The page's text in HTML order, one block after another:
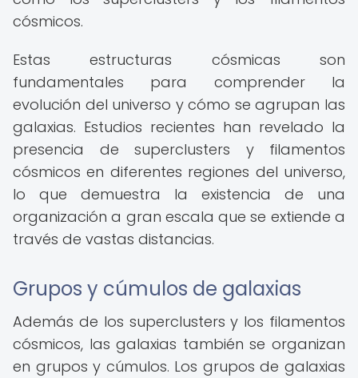
cósmicos.
Estas estructuras cósmicas son
fundamentales para comprender la
evolución del universo y cómo se agrupan las
galaxias. Estudios recientes han revelado la
presencia de superclusters y filamentos
cósmicos en diferentes regiones del universo,
lo que demuestra la existencia de una
organización a gran escala que se extiende a
través de vastas distancias.
Grupos y cúmulos de galaxias
Además de los superclusters y los filamentos
cósmicos, las galaxias también se organizan
en grupos y cúmulos. Los grupos de galaxias